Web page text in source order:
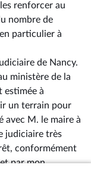
renforcer au
nombre de
particulier à
de Nancy.
ministère de la
estimée à
un terrain pour
avec M. le maire à
judiciaire très
conformément
par mon
je reviendrai